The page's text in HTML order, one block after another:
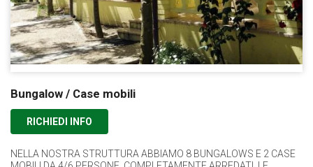
Bungalow / Case mobili
RICHIEDI INFO
NELLA NOSTRA STRUTTURA ABBIAMO 8 BUNGALOWS E 2 CASE